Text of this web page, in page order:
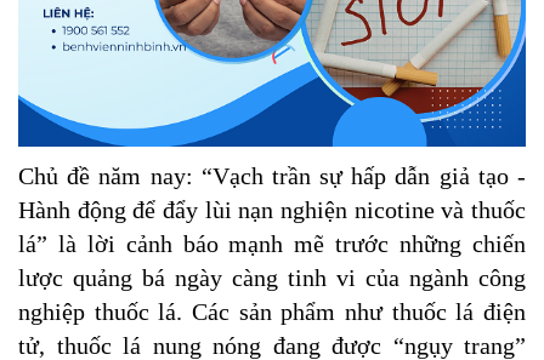
Chủ đề năm nay: “Vạch trần sự hấp dẫn giả tạo -
Hành động để đẩy lùi nạn nghiện nicotine và thuốc
lá” là lời cảnh báo mạnh mẽ trước những chiến
lược quảng bá ngày càng tinh vi của ngành công
nghiệp thuốc lá. Các sản phẩm như thuốc lá điện
tử, thuốc lá nung nóng đang được “ngụy trang”